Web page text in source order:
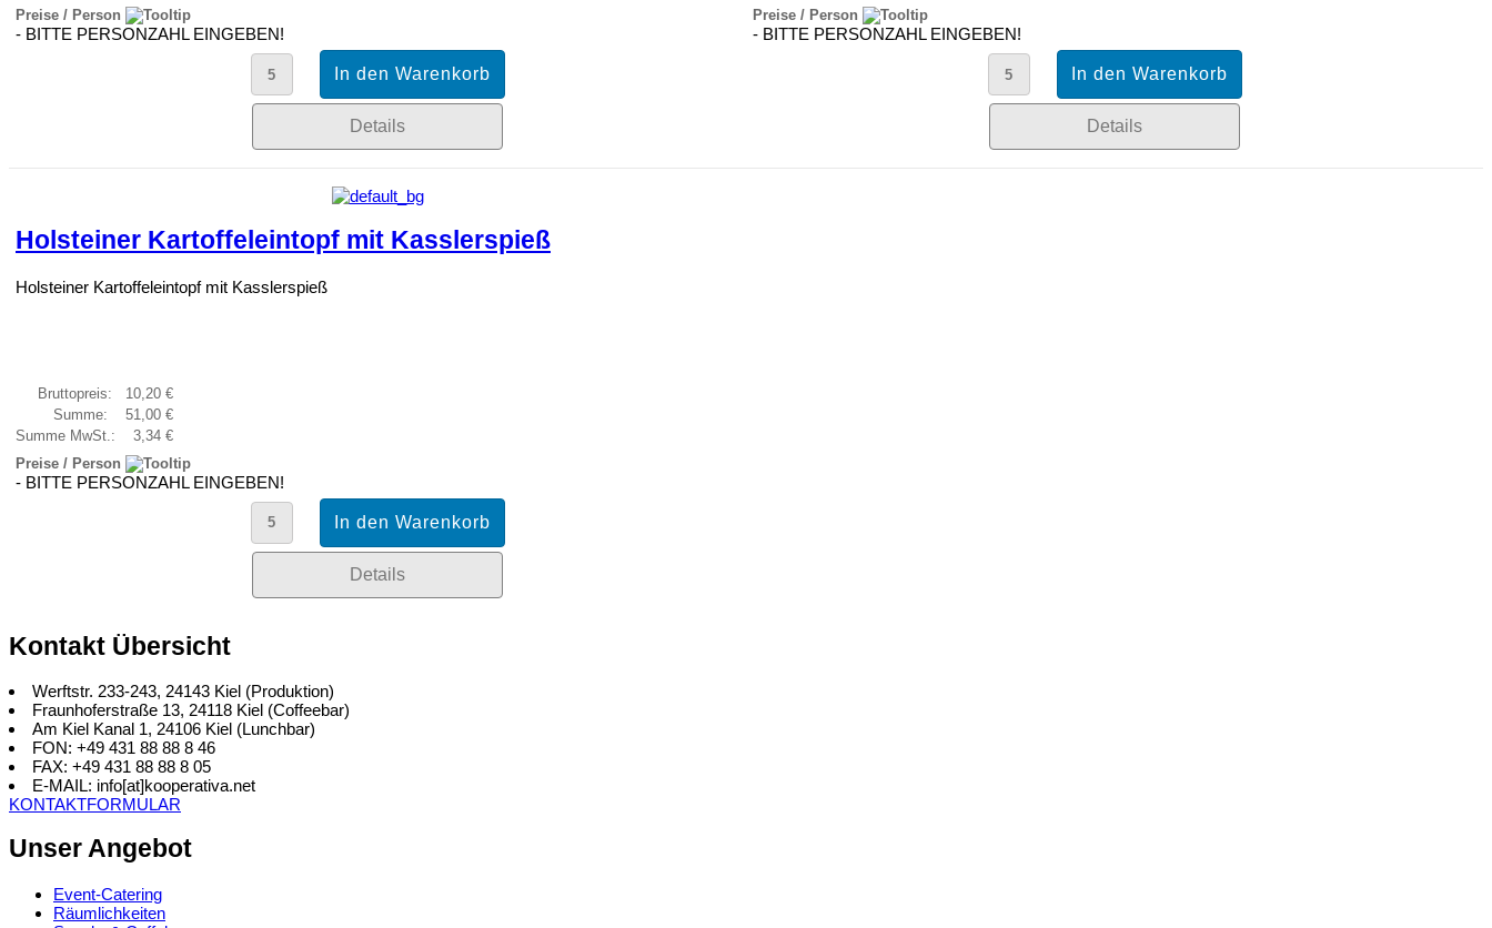
Preise / Person
- BITTE PERSONZAHL EINGEBEN!
Details
Preise / Person
- BITTE PERSONZAHL EINGEBEN!
Details
Holsteiner Kartoffeleintopf mit Kasslerspieß
Holsteiner Kartoffeleintopf mit Kasslerspieß
Bruttopreis:
10,20 €
Summe:
51,00 €
Summe MwSt.:
3,34 €
Preise / Person
- BITTE PERSONZAHL EINGEBEN!
Details
Kontakt Übersicht
Werftstr. 233-243, 24143 Kiel (Produktion)
Fraunhoferstraße 13, 24118 Kiel (Coffeebar)
Am Kiel Kanal 1, 24106 Kiel (Lunchbar)
FON: +49 431 88 88 8 46
FAX: +49 431 88 88 8 05
E-MAIL: info[at]kooperativa.net
KONTAKTFORMULAR
Unser Angebot
Event-Catering
Räumlichkeiten